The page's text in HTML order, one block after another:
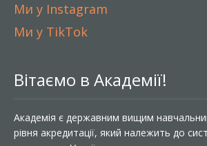
Ми у Instagram
Ми у TikTok
Вітаємо в Академії!
Академія є державним вищим
рівня акредитації, який належить до